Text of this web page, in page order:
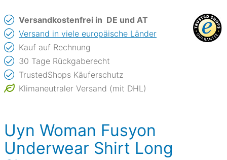
Versandkostenfrei in DE und AT
Versand in viele europäische Länder
Kauf auf Rechnung
30 Tage Rückgaberecht
TrustedShops Käuferschutz
Klimaneutraler Versand (mit DHL)
Uyn Woman Fusyon
Underwear Shirt Long